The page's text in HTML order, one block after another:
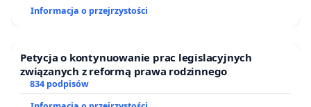
wydana zgoda, dzięki odwołaniom składanym do
organizacje ochrony zwierząt, które występowały w
poniżej wymienionych postępowaniach jako strona:
- niezgodne z prawem poddawanie zdrowych
Informacja o przejrzystości
Petycja o kontynuowanie prac legislacyjnych
związanych z reformą prawa rodzinnego
834 podpisów